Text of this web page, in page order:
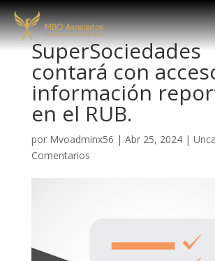
SuperSociedades
contará con
información
en el RUB.
por Mvoadminx56 | Abr 25, 2024|
Comentarios